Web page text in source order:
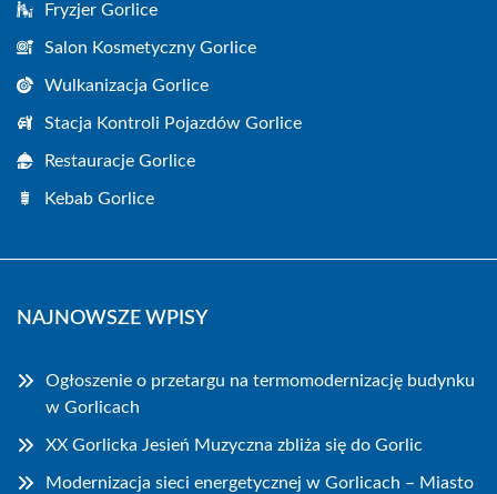
Fryzjer Gorlice
Salon Kosmetyczny Gorlice
Wulkanizacja Gorlice
Stacja Kontroli Pojazdów Gorlice
Restauracje Gorlice
Kebab Gorlice
NAJNOWSZE WPISY
Ogłoszenie o przetargu na termomodernizację budynku
w Gorlicach
XX Gorlicka Jesień Muzyczna zbliża się do Gorlic
Modernizacja sieci energetycznej w Gorlicach – Miasto